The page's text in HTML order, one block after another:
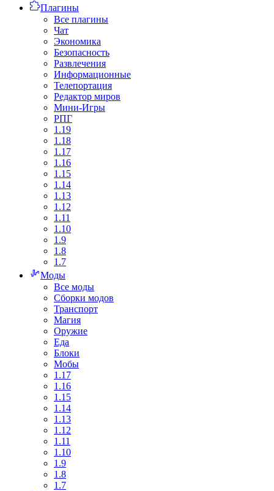
Плагины
Все плагины
Чат
Экономика
Безопасность
Развлечения
Информационные
Телепортация
Редактор миров
Мини-Игры
РПГ
1.19
1.18
1.17
1.16
1.15
1.14
1.13
1.12
1.11
1.10
1.9
1.8
1.7
Моды
Все моды
Сборки модов
Транспорт
Магия
Оружие
Еда
Блоки
Мобы
1.17
1.16
1.15
1.14
1.13
1.12
1.11
1.10
1.9
1.8
1.7